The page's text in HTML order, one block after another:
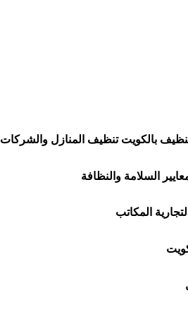
بالكويت تنظيف المنازل والشركات
المكاتب